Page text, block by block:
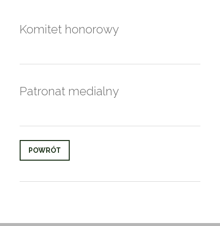
Komitet honorowy
Patronat medialny
POWRÓT